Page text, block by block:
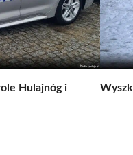
Hulajnóg i